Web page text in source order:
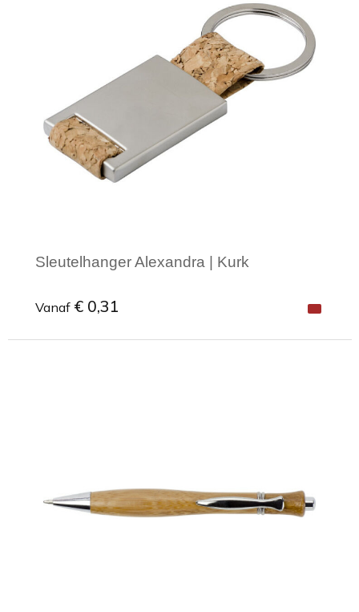
Sleutelhanger Alexandra | Kurk
Vanaf € 0,31